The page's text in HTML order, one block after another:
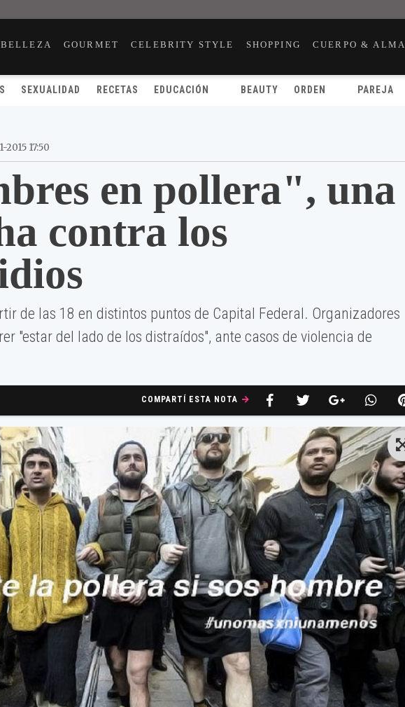
GOURMET CELEBRITY STYLE SHOPPING CUERPO & ALMA
SEXUALIDAD RECETAS EDUCACIÓN BEAUTY ORDEN PAREJA
2015 17:50
en pollera", una
contra los
de las 18 en distintos puntos de Capital Federal. Organizadores
"estar del lado de los distraídos", ante casos de violencia de
COMPARTÍ ESTA NOTA